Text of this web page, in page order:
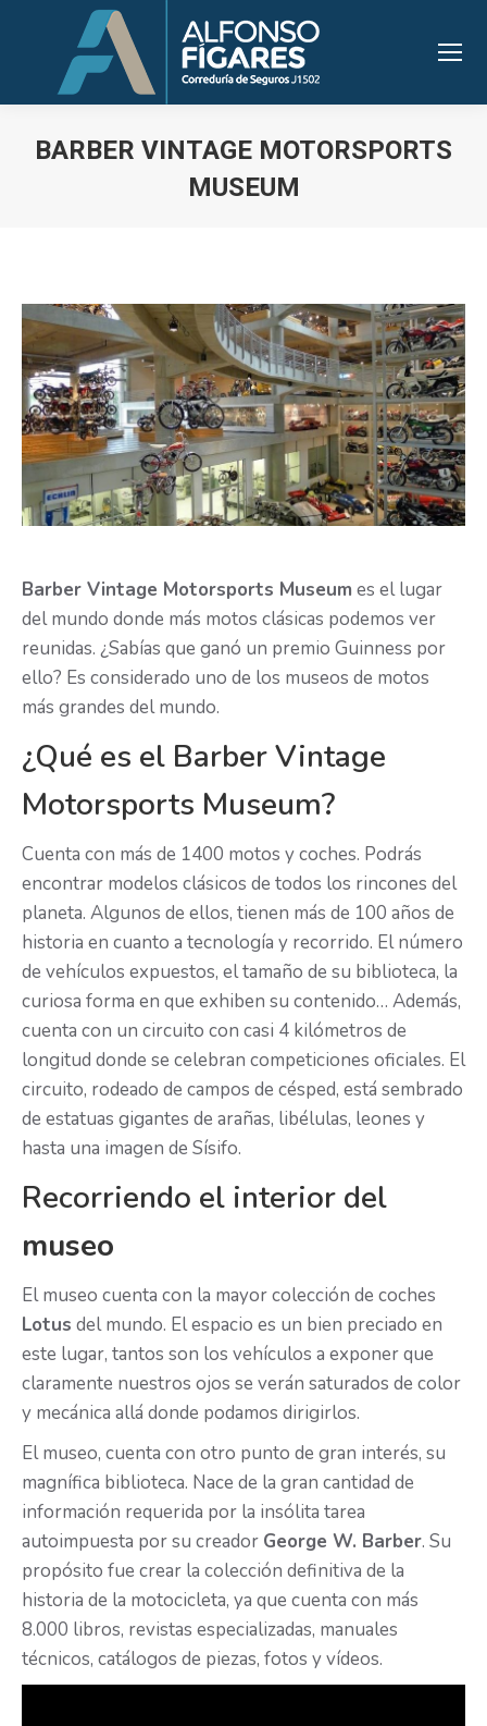
BARBER VINTAGE MOTORSPORTS
MUSEUM
Barber Vintage Motorsports Museum es el lugar
del mundo donde más motos clásicas podemos ver
reunidas. ¿Sabías que ganó un premio Guinness por
ello? Es considerado uno de los museos de motos
más grandes del mundo.
¿Qué es el Barber Vintage
Motorsports Museum?
Cuenta con más de 1400 motos y coches. Podrás
encontrar modelos clásicos de todos los rincones del
planeta. Algunos de ellos, tienen más de 100 años de
historia en cuanto a tecnología y recorrido. El número
de vehículos expuestos, el tamaño de su biblioteca, la
curiosa forma en que exhiben su contenido… Además,
cuenta con un circuito con casi 4 kilómetros de
longitud donde se celebran competiciones oficiales. El
circuito, rodeado de campos de césped, está sembrado
de estatuas gigantes de arañas, libélulas, leones y
hasta una imagen de Sísifo.
Recorriendo el interior del
museo
El museo cuenta con la mayor colección de coches
Lotus del mundo. El espacio es un bien preciado en
este lugar, tantos son los vehículos a exponer que
claramente nuestros ojos se verán saturados de color
y mecánica allá donde podamos dirigirlos.
El museo, cuenta con otro punto de gran interés, su
magnífica biblioteca. Nace de la gran cantidad de
información requerida por la insólita tarea
autoimpuesta por su creador George W. Barber. Su
propósito fue crear la colección definitiva de la
historia de la motocicleta, ya que cuenta con más
8.000 libros, revistas especializadas, manuales
técnicos, catálogos de piezas, fotos y vídeos.